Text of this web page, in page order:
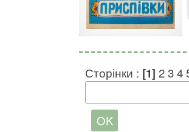
Сторінки : [1] 234